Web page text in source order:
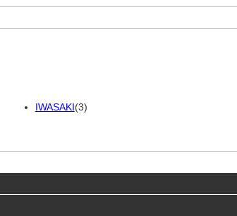
IWASAKI(3)